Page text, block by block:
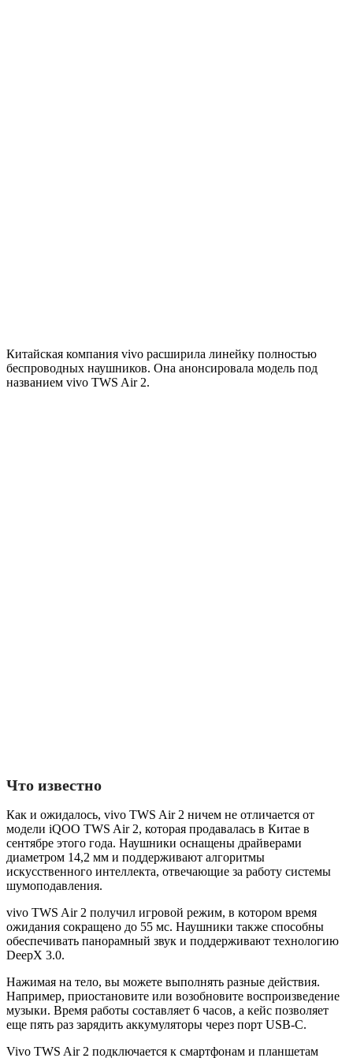
Китайская компания vivo расширила линейку полностью
беспроводных наушников. Она анонсировала модель под
названием vivo TWS Air 2.
Что известно
Как и ожидалось, vivo TWS Air 2 ничем не отличается от
модели iQOO TWS Air 2, которая продавалась в Китае в
сентябре этого года. Наушники оснащены драйверами
диаметром 14,2 мм и поддерживают алгоритмы
искусственного интеллекта, отвечающие за работу системы
шумоподавления.
vivo TWS Air 2 получил игровой режим, в котором время
ожидания сокращено до 55 мс. Наушники также способны
обеспечивать панорамный звук и поддерживают технологию
DeepX 3.0.
Нажимая на тело, вы можете выполнять разные действия.
Например, приостановите или возобновите воспроизведение
музыки. Время работы составляет 6 часов, а кейс позволяет
еще пять раз зарядить аккумуляторы через порт USB-C.
Vivo TWS Air 2 подключается к смартфонам и планшетам